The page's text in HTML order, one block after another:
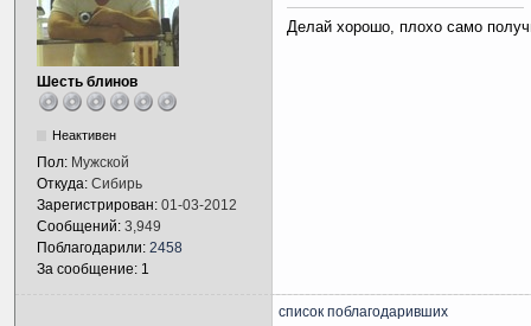
Шесть блинов
Неактивен
Пол: Мужской
Откуда: Сибирь
Зарегистрирован: 01-03-2012
Сообщений: 3,949
Поблагодарили: 2458
За сообщение: 1
Делай хорошо, плохо само
список поблагодаривших